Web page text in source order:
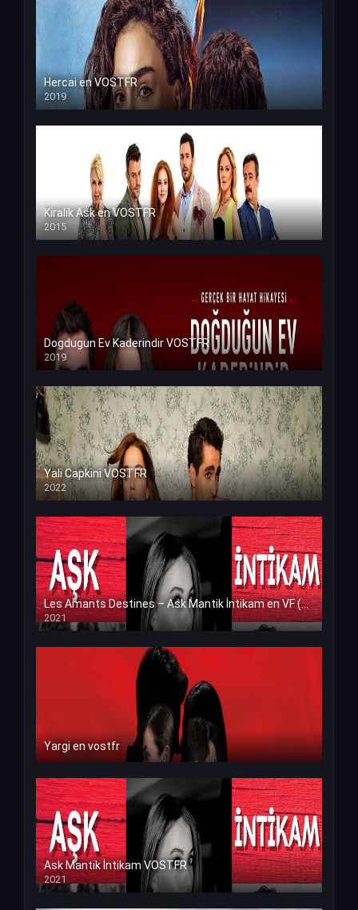
Hercai en VOSTFR
2019
Kiralik Ask en VOSTFR
2015
Dogdugun Ev Kaderindir VOSTFR
2019
Yali Capkini VOSTFR
2022
Les Amants Destines – Ask Mantik İntikam en VF (Voix Francaise)
2021
Yargi en vostfr
Ask Mantik İntikam VOSTFR
2021